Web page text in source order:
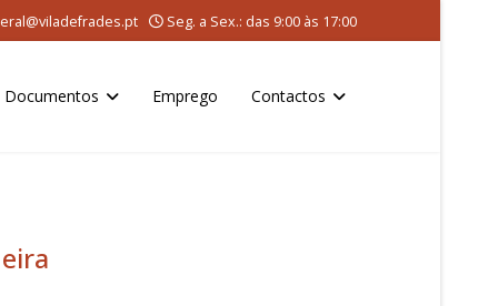
Seg. a Sex.: das 9:00 às 17:00
Documentos Emprego Contactos